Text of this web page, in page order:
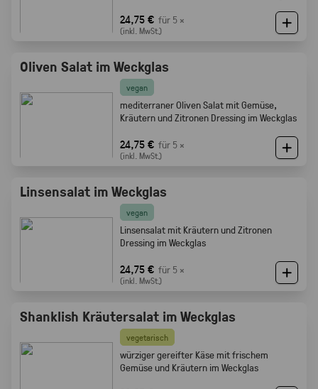
24,75 € für 5 ×
(inkl. MwSt.)
Oliven Salat im Weckglas
vegan
mediterraner Oliven Salat mit Gemüse,
Kräutern und Zitronen Dressing im Weckglas
24,75 € für 5 ×
(inkl. MwSt.)
Linsensalat im Weckglas
vegan
Linsensalat mit Kräutern und Zitronen
Dressing im Weckglas
24,75 € für 5 ×
(inkl. MwSt.)
Shanklish Kräutersalat im Weckglas
vegetarisch
würziger gereifter Käse mit frischem
Gemüse und Kräutern im Weckglas